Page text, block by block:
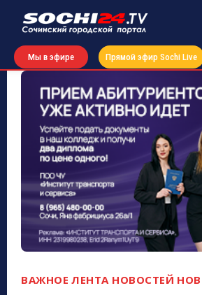
Мы в эфире Прямой эфир Sochi Live
ВАЖНОЕ ЛЕНТА НОВОСТЕЙ